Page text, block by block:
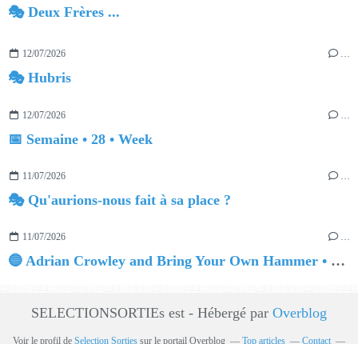
🎭 Deux Frères ...
12/07/2026 …
🎭 Hubris
12/07/2026
📅 Semaine • 28 • Week
11/07/2026 …
🎭 Qu'aurions-nous fait à sa place ?
11/07/2026 …
🔵 Adrian Crowley and Bring Your Own Hammer • Quinn The Adventurer
SELECTIONSORTIEs est - Hébergé par Overblog
Voir le profil de Selection Sorties sur le portail Overblog Top articles Contact